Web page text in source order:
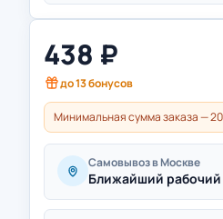
438 ₽
до13бонусов
Минимальная сумма заказа —
Самовывоз в Москве
Ближайший рабочий